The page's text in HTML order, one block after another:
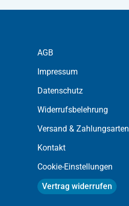
AGB
Impressum
Datenschutz
Widerrufsbelehrung
Versand & Zahlungsarten
Kontakt
Cookie-Einstellungen
Vertrag widerrufen